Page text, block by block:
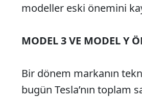
modeller eski önemini
MODEL 3 VE MODEL Y
Bir dönem markanın
bugün Tesla’nın toplam